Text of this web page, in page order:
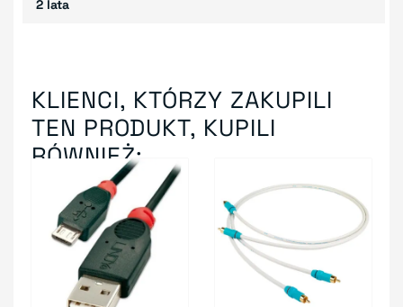
2 lata
KLIENCI, KTÓRZY ZAKUPILI
TEN PRODUKT, KUPILI
RÓWNIEŻ: